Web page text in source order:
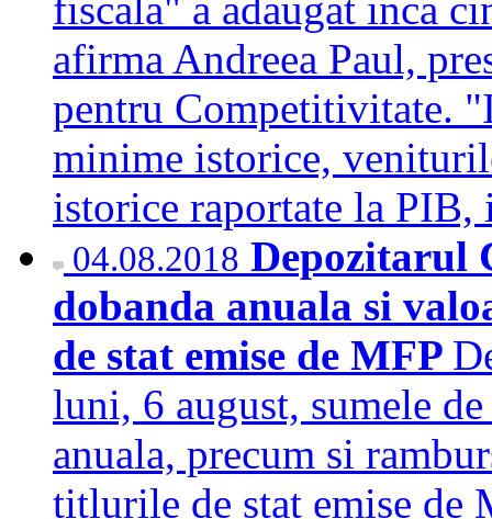
afirma Andreea Paul,
pentru Competitivitate.
minime istorice,
istorice raportate la
04.08.2018 Depozitarul
dobanda anuala si
de stat emise de MFP
luni, 6 august, sumele
anuala, precum si
titlurile de stat emise de